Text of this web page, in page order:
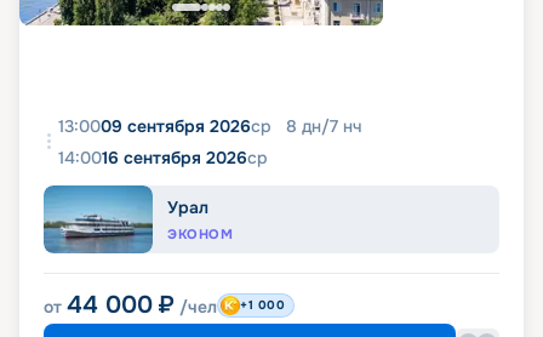
13:0009 сентября 2026ср 8 дн/7 нч
14:0016 сентября 2026ср
Урал
ЭКОНОМ
от 44 000 ₽ /чел +1 000